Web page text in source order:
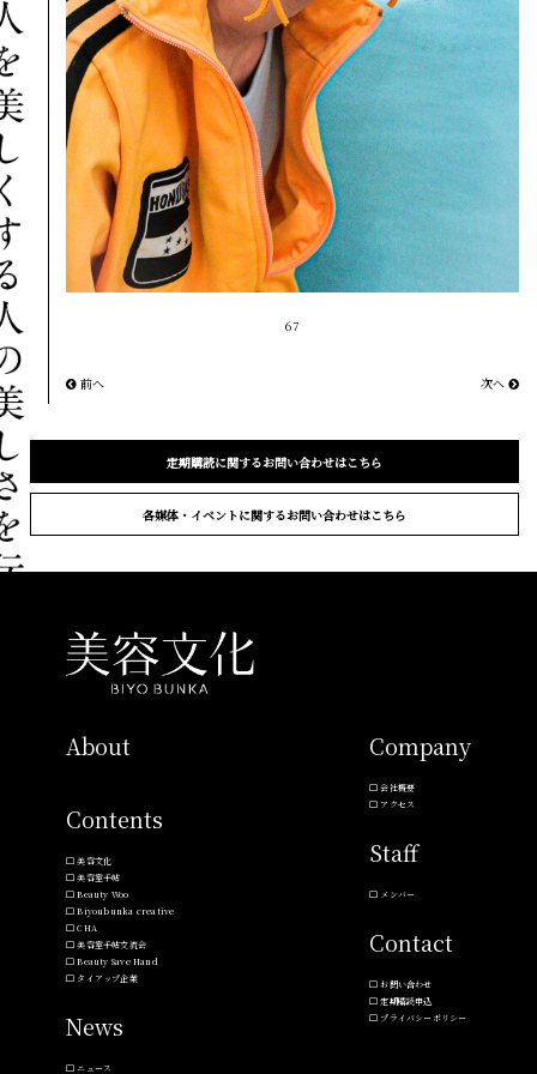
67
前へ 次へ
定期購読に関するお問い合わせはこちら
各媒体・イベントに関するお問い合わせはこちら
About
Contents
美容文化
美容室手帖
Beauty Woo
Biyoubunka creative
CHA
美容室手帖交流会
Beauty Save Hand
タイアップ企業
News
ニュース
Company
会社概要
アクセス
Staff
メンバー
Contact
お問い合わせ
定期購読申込
プライバシーポリシー